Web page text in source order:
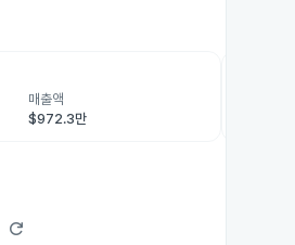
매출액
$972.3만
refresh